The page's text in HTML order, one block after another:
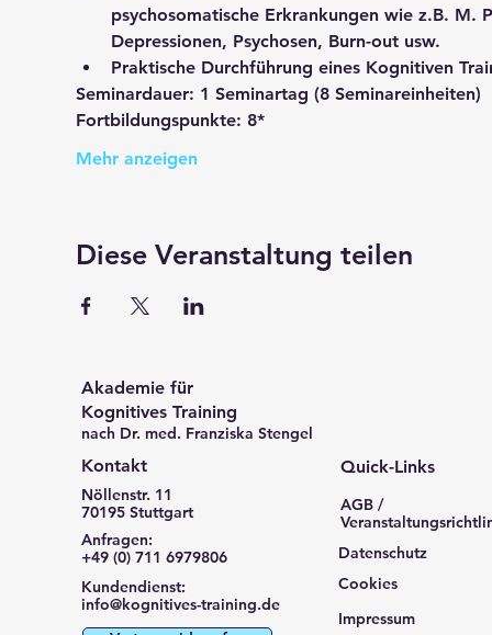
psychosomatische Erkrankungen wie z.B. M.
Depressionen, Psychosen, Burn-out usw.
Praktische Durchführung eines Kognitiven
Seminardauer: 1 Seminartag (8 Seminareinheiten)
Fortbildungspunkte: 8*
Mehr anzeigen
Diese Veranstaltung teilen
Akademie für
Kognitives Training
nach Dr. med. Franziska Stengel
Kontakt
Nöllenstr. 11
70195 Stuttgart
Anfragen:
+49 (0) 711 6979806
Kundendienst:
info@kognitives-training.de
Quick-Links
AGB /
Datenschutz
Cookies
Impressum